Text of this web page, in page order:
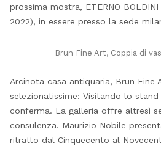
prossima mostra, ETERNO
2022), in essere presso la sede
Brun Fine Art, Coppia di
Arcinota casa antiquaria, Brun Fine
selezionatissime: Visitando lo
conferma. La galleria offre altresì
consulenza. Maurizio Nobile
ritratto dal Cinquecento al